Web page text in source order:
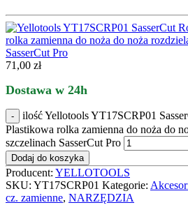
71,00 zł
Dostawa w 24h
ilość Yellotools YT17SCRP01
Plastikowa rolka zamienna do noża do
szczelinach SasserCut Pro
Dodaj do koszyka
Producent: YELLOTOOLS
SKU: YT17SCRP01 Kategorie:
cz. zamienne, NARZĘDZIA